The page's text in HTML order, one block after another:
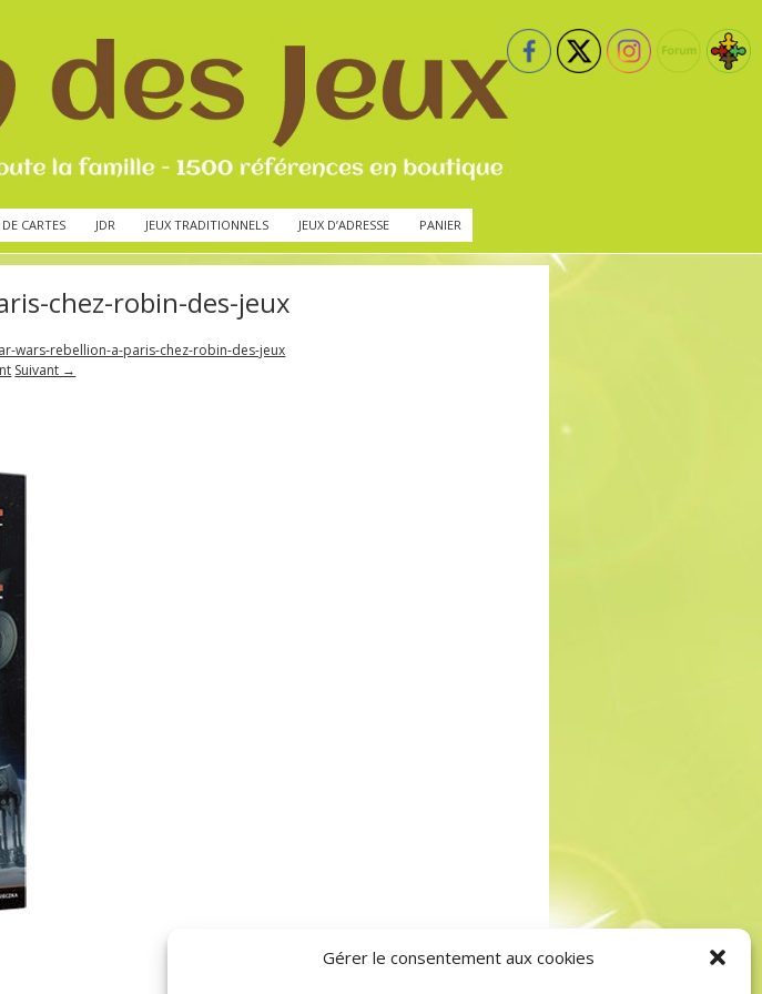
Gérer le consentement aux cookies
DE CARTES JDR JEUX TRADITIONNELS JEUX D’ADRESSE PANIER
chez-robin-des-jeux
wars-rebellion-a-paris-chez-robin-des-jeux
Suivant →